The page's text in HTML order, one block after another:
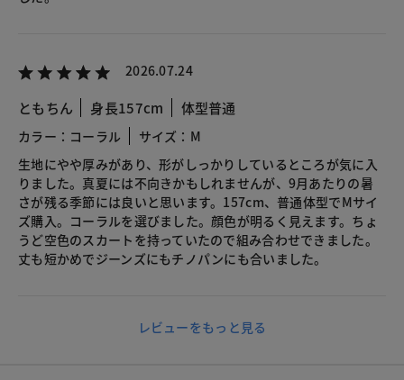
2026.07.24
ともちん 身長157cm 体型普通
カラー：コーラル
サイズ：M
生地にやや厚みがあり、形がしっかりしているところが気に入
りました。真夏には不向きかもしれませんが、9月あたりの暑
さが残る季節には良いと思います。157cm、普通体型でMサイ
ズ購入。コーラルを選びました。顔色が明るく見えます。ちょ
うど空色のスカートを持っていたので組み合わせできました。
丈も短かめでジーンズにもチノパンにも合いました。
レビューをもっと見る